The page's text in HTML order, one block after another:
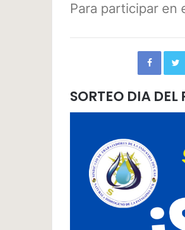
Para participar en
SORTEO DIA DEL